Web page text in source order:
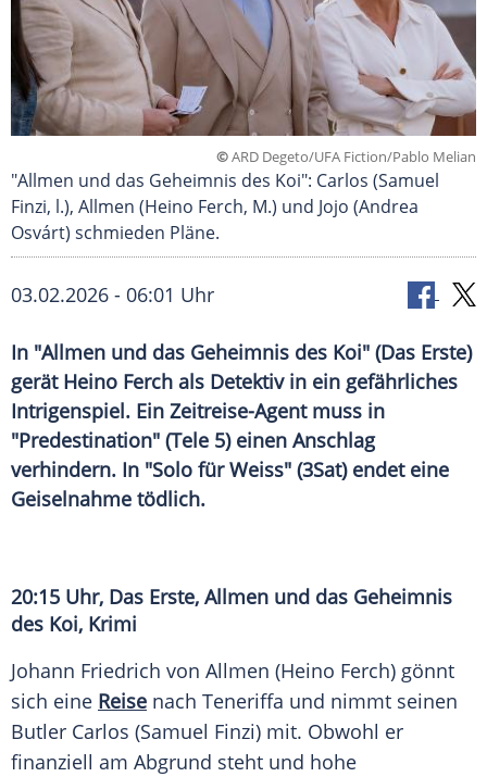
©ARD Degeto/UFA Fiction/Pablo Melian
"Allmen und das Geheimnis des Koi": Carlos (Samuel
Finzi, l.), Allmen (Heino Ferch, M.) und Jojo (Andrea
Osvárt) schmieden Pläne.
03.02.2026 - 06:01 Uhr
In "Allmen und das Geheimnis des Koi" (Das Erste)
gerät Heino Ferch als Detektiv in ein gefährliches
Intrigenspiel. Ein Zeitreise-Agent muss in
"Predestination" (Tele 5) einen Anschlag
verhindern. In "Solo für Weiss" (3Sat) endet eine
Geiselnahme tödlich.
20:15 Uhr, Das Erste, Allmen und das Geheimnis
des Koi, Krimi
Johann Friedrich von Allmen (Heino Ferch) gönnt
sich eine Reise nach Teneriffa und nimmt seinen
Butler Carlos (Samuel Finzi) mit. Obwohl er
finanziell am Abgrund steht und hohe